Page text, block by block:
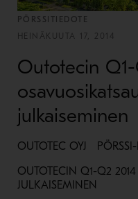
PÖRSSITIEDOTE
HEINÄKUUTA 17, 2014
Outotecin
julkaiseminen
OUTOTEC OYJ
OUTOTECIN Q1-Q2
JULKAISEMINEN